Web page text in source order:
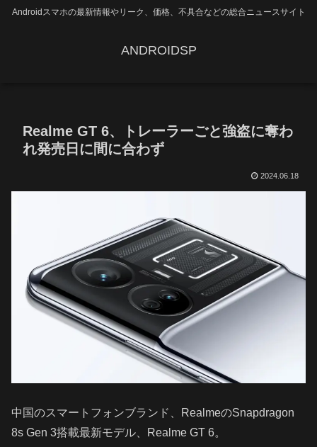
Androidスマホの最新情報やリーク、価格、不具合などの総合ニュースサイト
ANDROIDSP
Realme GT 6、トレーラーごと強盗に奪わ
れ発売日に間に合わず
2024.06.18
中国のスマートフォンブランド、RealmeのSnapdragon
8s Gen 3搭載最新モデル、Realme GT 6。